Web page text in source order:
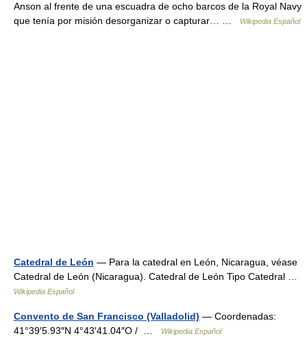
Anson al frente de una escuadra de ocho barcos de la Royal Navy
que tenía por misión desorganizar o capturar… …
Wikipedia Español
Catedral de León — Para la catedral en León, Nicaragua, véase
Catedral de León (Nicaragua). Catedral de León Tipo Catedral …
Wikipedia Español
Convento de San Francisco (Valladolid) — Coordenadas:
41°39′5.93″N 4°43′41.04″O / …
Wikipedia Español